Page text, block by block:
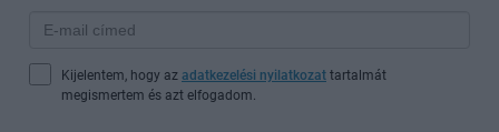
Kijelentem, hogy az adatkezelési nyilatkozat tartalmát
megismertem és azt elfogadom.